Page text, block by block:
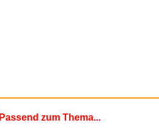
Passend zum Thema...